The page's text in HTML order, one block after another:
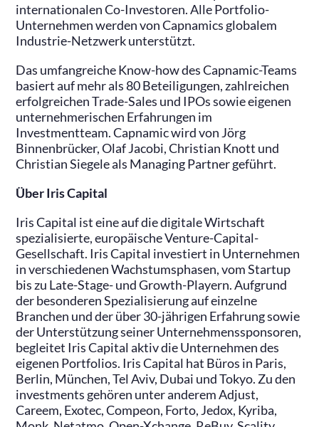
internationalen Co-Investoren. Alle Portfolio-
Unternehmen werden von Capnamics globalem
Industrie-Netzwerk unterstützt.
Das umfangreiche Know-how des Capnamic-Teams
basiert auf mehr als 80 Beteiligungen, zahlreichen
erfolgreichen Trade-Sales und IPOs sowie eigenen
unternehmerischen Erfahrungen im
Investmentteam. Capnamic wird von Jörg
Binnenbrücker, Olaf Jacobi, Christian Knott und
Christian Siegele als Managing Partner geführt.
Über Iris Capital
Iris Capital ist eine auf die digitale Wirtschaft
spezialisierte, europäische Venture-Capital-
Gesellschaft. Iris Capital investiert in Unternehmen
in verschiedenen Wachstumsphasen, vom Startup
bis zu Late-Stage- und Growth-Playern. Aufgrund
der besonderen Spezialisierung auf einzelne
Branchen und der über 30-jährigen Erfahrung sowie
der Unterstützung seiner Unternehmenssponsoren,
begleitet Iris Capital aktiv die Unternehmen des
eigenen Portfolios. Iris Capital hat Büros in Paris,
Berlin, München, Tel Aviv, Dubai und Tokyo. Zu den
investments gehören unter anderem Adjust,
Careem, Exotec, Compeon, Forto, Jedox, Kyriba,